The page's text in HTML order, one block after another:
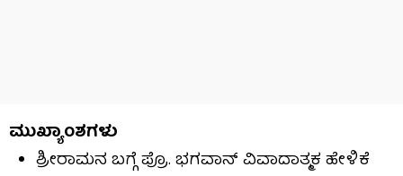
ಮುಖ್ಯಾಂಶಗಳು
ಶ್ರೀರಾಮನ ಬಗ್ಗೆ ಪ್ರೊ. ಭಗವಾನ್ ವಿವಾದಾತ್ಮಕ ಹೇಳಿಕೆ